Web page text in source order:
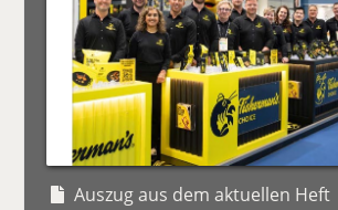
Auszug aus dem aktuellen Heft